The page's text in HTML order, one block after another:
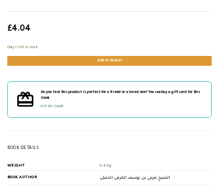
£4.04
Only 1 left in stock
Add to basket
Do you feel this product is perfect for a friend or a loved one? You can buy a gift card for this
item!
Gift this book!
BOOK DETAILS
WEIGHT 0.4 kg
BOOK AUTHOR الشيخ مرعي بن يوسف الكرمى الحنبلى